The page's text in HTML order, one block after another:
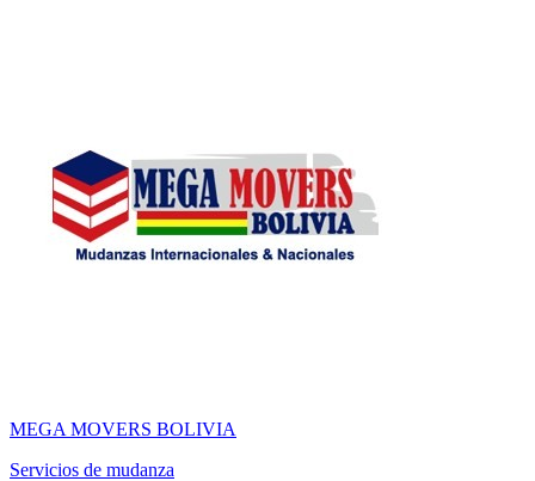
MEGA MOVERS BOLIVIA
Servicios de mudanza